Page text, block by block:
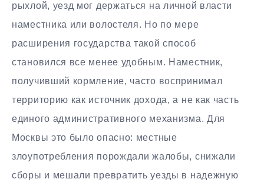
рыхлой, уезд мог держаться на личной власти
наместника или волостеля. Но по мере
расширения государства такой способ
становился все менее удобным. Наместник,
получивший кормление, часто воспринимал
территорию как источник дохода, а не как часть
единого административного механизма. Для
Москвы это было опасно: местные
злоупотребления порождали жалобы, снижали
сборы и мешали превратить уезды в надежную